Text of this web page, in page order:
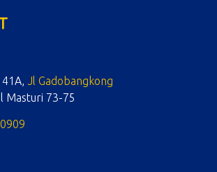
Jl Gadobangkong
Masturi 73-75